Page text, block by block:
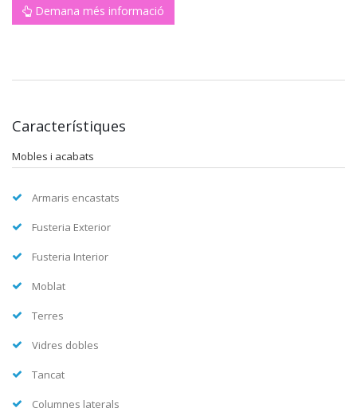
Demana més informació
Característiques
Mobles i acabats
Armaris encastats
Fusteria Exterior
Fusteria Interior
Moblat
Terres
Vidres dobles
Tancat
Columnes laterals